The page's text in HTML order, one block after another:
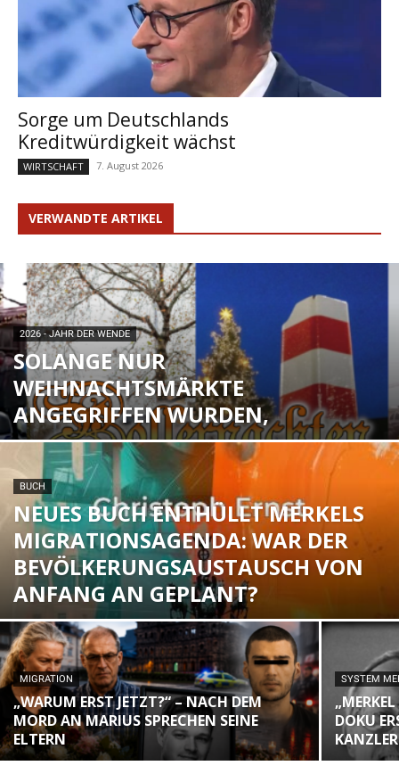
Sorge um Deutschlands
Kreditwürdigkeit wächst
WIRTSCHAFT 7. August 2026
VERWANDTE ARTIKEL
2026 - JAHR DER WENDE
SOLANGE NUR
WEIHNACHTSMÄRKTE
ANGEGRIFFEN WURDEN,
BUCH
NEUES BUCH ENTHÜLLT MERKELS
MIGRATIONSAGENDA: WAR DER
BEVÖLKERUNGSAUSTAUSCH VON
ANFANG AN GEPLANT?
MIGRATION
„WARUM ERST JETZT?“ – NACH DEM
MORD AN MARIUS SPRECHEN SEINE
ELTERN
SYSTEM
DOKU